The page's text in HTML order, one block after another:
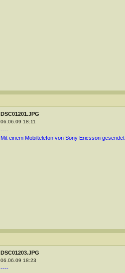
DSC01201.JPG
06.06.09 18:11
----
Mit einem Mobiltelefon von Sony Ericsson gesendet
DSC01203.JPG
06.06.09 18:23
----